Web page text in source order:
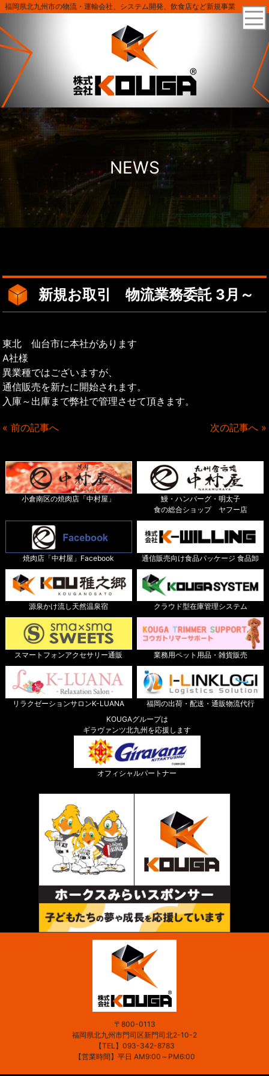
福岡県北九州市の物流・運輸会社、システム開発、飲食店など新規事業
NEWS
新規お取引 物流業務委託 3月～
東北 仙台市に本社があります
A社様
異業種ではございますが、
通信販売を新たに開始されます。
入庫～出庫まで弊社で管理させて頂きます。
« 前の記事へ 次の記事へ »
小倉南区の焼肉店「中村屋」
鰻・ハンバーグ・明太子
食の総合ショップ ヤフー店
焼肉店「中村屋」Facebook 通信販売向け食品パッケージ 食品卸
源泉かけ流し天然温泉宿 クラウド型在庫管理システム
スマートフォンアクセサリー通販 業務用ペット用品・雑貨販売
リラクゼーションサロンK-LUANA
福岡の出荷・配送・通販物流代行
KOUGAグループは
ギラヴァンツ北九州を応援します
オフィシャルパートナー
〒800-0113
福岡県北九州市門司区新門司北2-10-2
【TEL】 093-342-8783
【営業時間】平日 AM9:00～PM6:00